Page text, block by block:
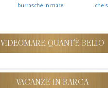
burrasche in mare
che
VIDEOMARE QUANT'È BELLO
VACANZE IN BARCA